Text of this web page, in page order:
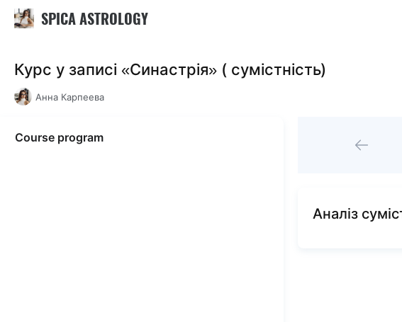
SPICA ASTROLOGY
Курс у записі «Синастрія» ( сумістність)
Анна Карпеева
Course program
Аналіз